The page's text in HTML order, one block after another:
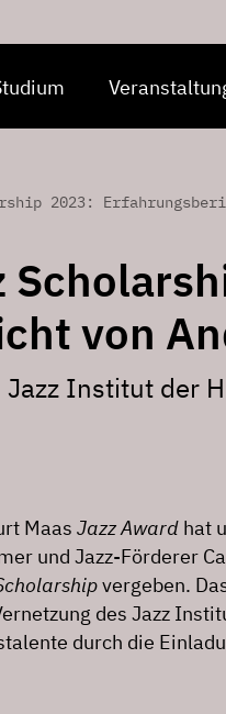
2023:
von
Institut der
Maas Jazz Award hat
und Jazz-Förderer
vergeben.
des Jazz
durch die